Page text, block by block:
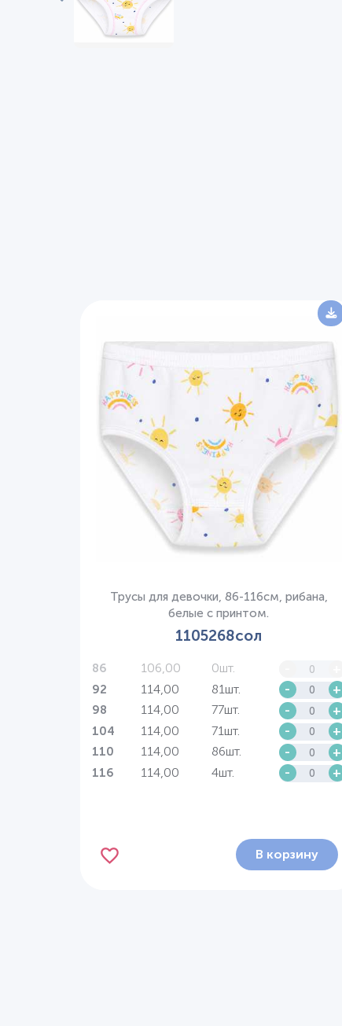
Трусы для девочки, 86-116см, рибана,
белые с принтом.
1105268сол
86 106,00 0шт.
92 114,00 81шт. - +
98 114,00 77шт. - +
104 114,00 71шт. - +
110 114,00 86шт. - +
116 114,00 4шт. - +
В корзину